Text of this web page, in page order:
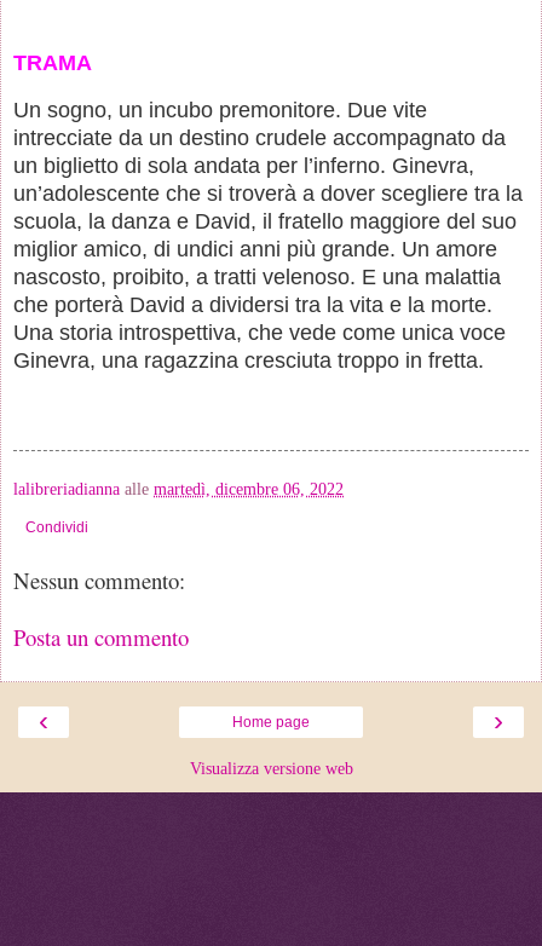
TRAMA
Un sogno, un incubo premonitore. Due vite
intrecciate da un destino crudele accompagnato da
un biglietto di sola andata per l’inferno. Ginevra,
un’adolescente che si troverà a dover scegliere tra la
scuola, la danza e David, il fratello maggiore del suo
miglior amico, di undici anni più grande. Un amore
nascosto, proibito, a tratti velenoso. E una malattia
che porterà David a dividersi tra la vita e la morte.
Una storia introspettiva, che vede come unica voce
Ginevra, una ragazzina cresciuta troppo in fretta.
lalibreriadianna alle martedì, dicembre 06, 2022
Condividi
Nessun commento:
Posta un commento
‹ ›
Home page
Visualizza versione web